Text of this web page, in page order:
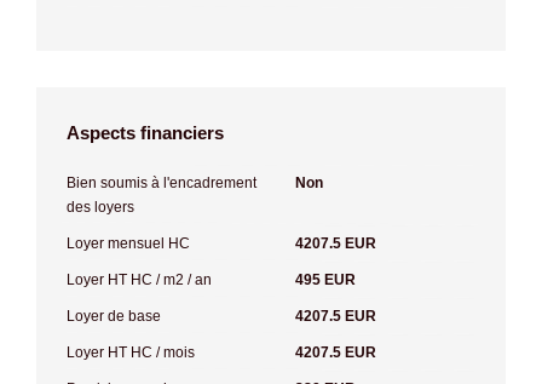
Aspects financiers
Bien soumis à l'encadrement
des loyers
Non
Loyer mensuel HC 4207.5 EUR
Loyer HT HC / m2 / an 495 EUR
Loyer de base 4207.5 EUR
Loyer HT HC / mois 4207.5 EUR